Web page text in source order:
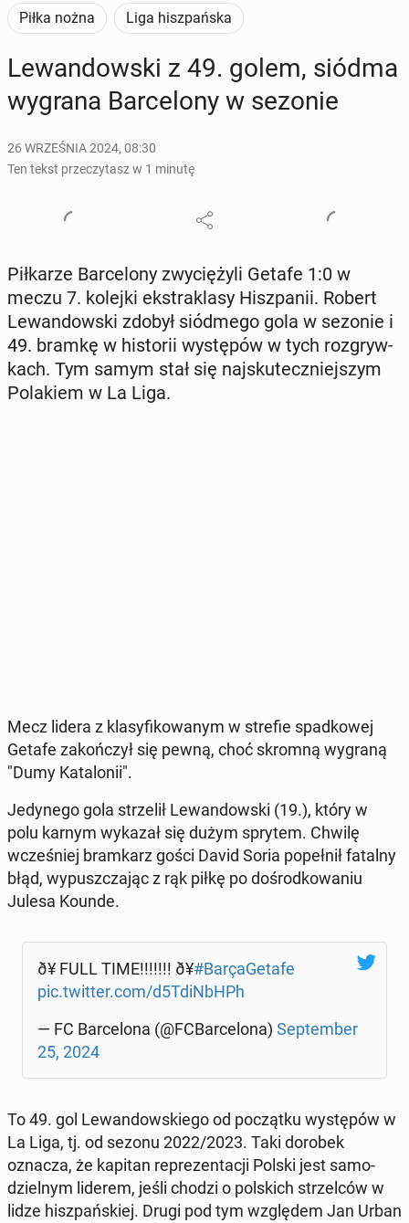
Piłka nożna Liga hiszpańska
Le­wan­dow­ski z 49. golem, siódma
wygrana Bar­ce­lo­ny w sezonie
26 WRZEŚNIA 2024, 08:30
Ten tekst przeczytasz w 1 minutę
Pił­ka­rze Bar­ce­lo­ny zwy­cię­ży­li Getafe 1:0 w
meczu 7. kolejki eks­tra­kla­sy Hisz­pa­nii. Robert
Le­wan­dow­ski zdobył siód­me­go gola w sezonie i
49. bramkę w hi­sto­rii wy­stę­pów w tych roz­gryw­
kach. Tym samym stał się naj­sku­tecz­niej­szym
Po­la­kiem w La Liga.
Mecz lidera z kla­sy­fi­ko­wa­nym w strefie spad­ko­wej
Getafe za­koń­czył się pewną, choć skromną wygraną
"Dumy Ka­ta­lo­nii".
Je­dy­ne­go gola strze­lił Le­wan­dow­ski (19.), który w
polu karnym wykazał się dużym sprytem. Chwilę
wcze­śniej bram­karz gości David Soria po­peł­nił fatalny
błąd, wy­pusz­cza­jąc z rąk piłkę po do­środ­ko­wa­niu
Julesa Kounde.
ð¥ FULL TIME!!!!!!! ð¥#Ba­rça­Ge­ta­fe
pic.twitter.com/d5TdiN­bHPh
— FC Bar­ce­lo­na (@FCBar­ce­lo­na) Sep­tem­ber
25, 2024
To 49. gol Le­wan­dow­skie­go od po­cząt­ku wy­stę­pów w
La Liga, tj. od sezonu 2022/2023. Taki dorobek
oznacza, że kapitan re­pre­zen­ta­cji Polski jest sa­mo­
dziel­nym liderem, jeśli chodzi o pol­skich strzel­ców w
lidze hisz­pań­skiej. Drugi pod tym wzglę­dem Jan Urban